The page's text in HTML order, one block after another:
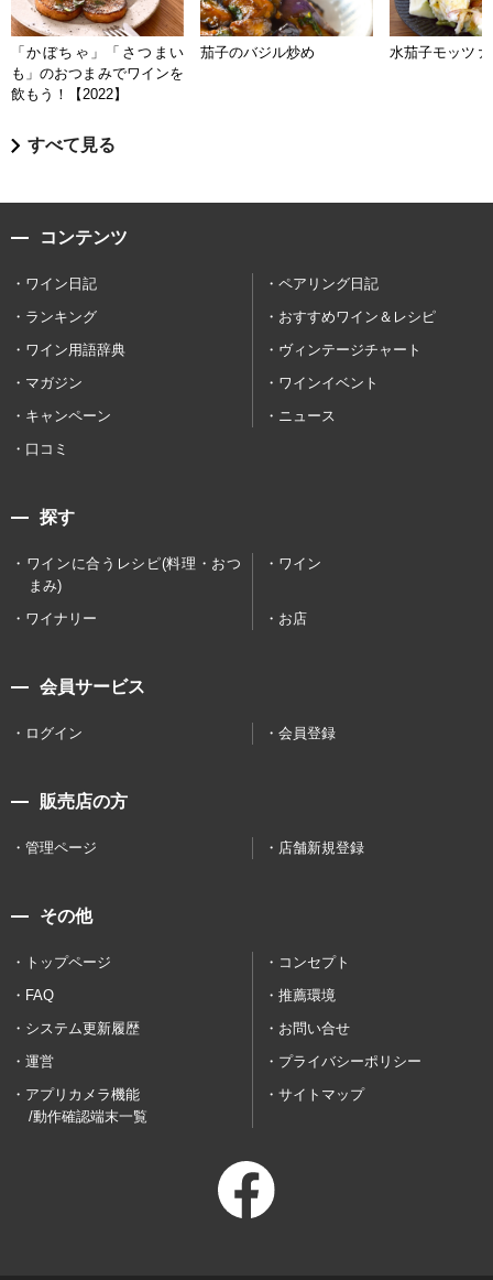
「かぼちゃ」「さつまい
も」のおつまみでワインを
飲もう！【2022】
茄子のバジル炒め 水茄子モッツァ
すべて見る
コンテンツ
ワイン日記
ペアリング日記
ランキング
おすすめワイン＆レシピ
ワイン用語辞典
ヴィンテージチャート
マガジン
ワインイベント
キャンペーン
ニュース
口コミ
探す
ワインに合うレシピ(料理・おつ
まみ)
ワイン
ワイナリー お店
会員サービス
ログイン 会員登録
販売店の方
管理ページ 店舗新規登録
その他
トップページ
コンセプト
FAQ
推薦環境
システム更新履歴
お問い合せ
運営
プライバシーポリシー
アプリカメラ機能
/動作確認端末一覧
サイトマップ